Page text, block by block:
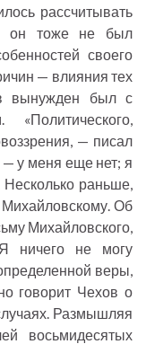
рассчитывать
он тоже не был
своего
— влияния тех
вынужден был с
— писал
— у меня еще нет; я
раньше,
Об
Михайловского,
ничего не могу
веры,
говорит Чехов о
Размышляя
восьмидесятых